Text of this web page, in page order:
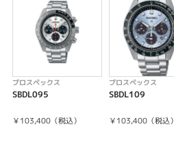
腕時計
プロスペックス
SBDL095
￥103,400（税込）
プロスペックス
SBDL109
￥103,400（税込）